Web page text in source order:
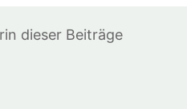
dieser Beiträge